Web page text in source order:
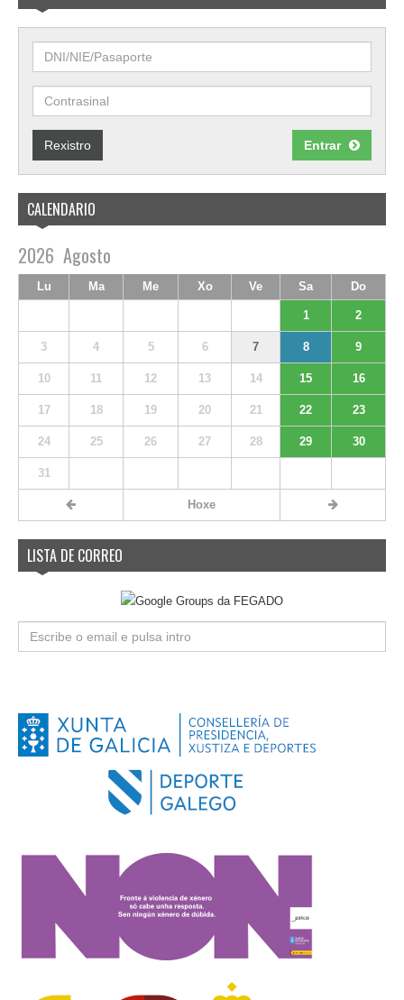
Rexistro Entrar
CALENDARIO
2026 Agosto
Lu Ma Me Xo Ve Sa Do
1 2
3 4 5 6 7 8 9
10 11 12 13 14 15 16
17 18 19 20 21 22 23
24 25 26 27 28 29 30
31
Hoxe
LISTA DE CORREO